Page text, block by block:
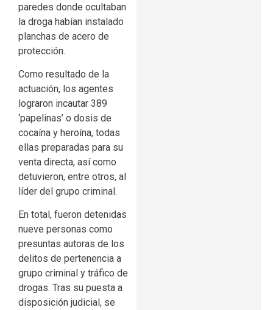
paredes donde ocultaban
la droga habían instalado
planchas de acero de
protección.
Como resultado de la
actuación, los agentes
lograron incautar 389
‘papelinas’ o dosis de
cocaína y heroína, todas
ellas preparadas para su
venta directa, así como
detuvieron, entre otros, al
líder del grupo criminal.
En total, fueron detenidas
nueve personas como
presuntas autoras de los
delitos de pertenencia a
grupo criminal y tráfico de
drogas. Tras su puesta a
disposición judicial, se